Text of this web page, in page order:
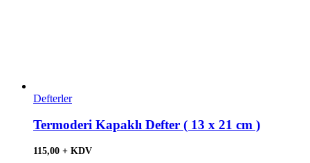
Defterler
Termoderi Kapaklı Defter ( 13 x 21 cm )
115,00 + KDV